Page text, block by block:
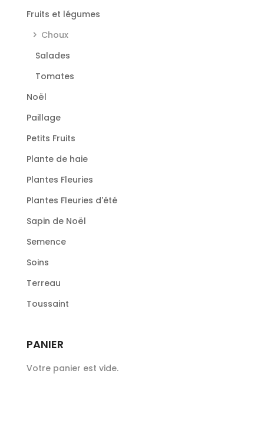
Fruits et légumes
Choux
Salades
Tomates
Noël
Paillage
Petits Fruits
Plante de haie
Plantes Fleuries
Plantes Fleuries d'été
Sapin de Noël
Semence
Soins
Terreau
Toussaint
PANIER
Votre panier est vide.